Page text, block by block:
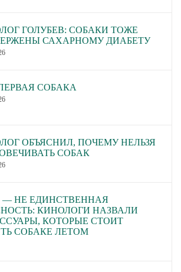
ГОЛУБЕВ: СОБАКИ ТОЖЕ
САХАРНОМУ ДИАБЕТУ
СОБАКА
ОБЪЯСНИЛ, ПОЧЕМУ НЕЛЬЗЯ
СОБАК
— НЕ ЕДИНСТВЕННАЯ
КИНОЛОГИ НАЗВАЛИ
КОТОРЫЕ СТОИТ
СОБАКЕ ЛЕТОМ